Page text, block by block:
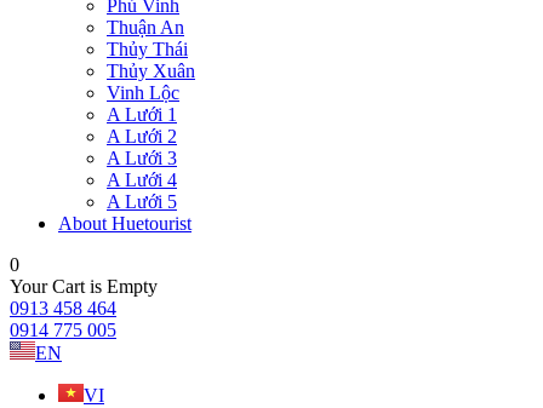
Phú Vinh
Thuận An
Thủy Thái
Thủy Xuân
Vinh Lộc
A Lưới 1
A Lưới 2
A Lưới 3
A Lưới 4
A Lưới 5
About Huetourist
0
Your Cart is Empty
0913 458 464
0914 775 005
EN
VI